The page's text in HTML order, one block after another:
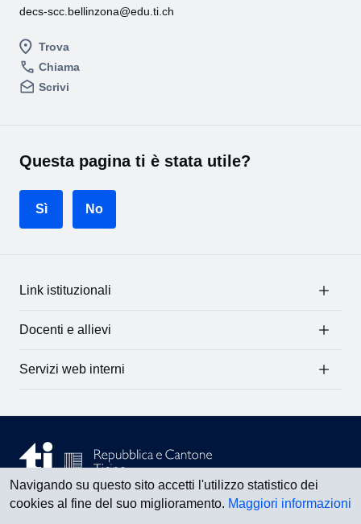
Navigando su questo sito accetti l'utilizzo statistico dei
cookies al fine del suo miglioramento. Maggiori informazioni
Trova
Chiama
Scrivi
decs-scc.bellinzona@edu.ti.ch
Questa pagina ti è stata utile?
Sì No
Link istituzionali
Docenti e allievi
Servizi web interni
Vedi tutti